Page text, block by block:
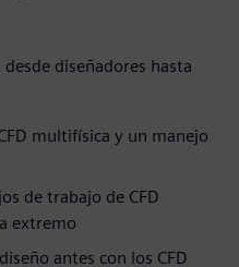
diseñadores hasta
multifísica y un manejo
de trabajo de CFD
extremo
antes con los CFD